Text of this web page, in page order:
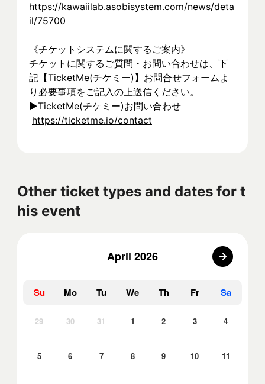
https://kawaiilab.asobisystem.com/news/deta
il/75700
《チケットシステムに関するご案内》
チケットに関するご質問・お問い合わせは、下
記【TicketMe(チケミー)】お問合せフォームよ
り必要事項をご記入の上送信ください。
▶︎TicketMe(チケミー)お問い合わせ
https://ticketme.io/contact
Other ticket types and dates for t
his event
April 2026
Su Mo Tu We Th Fr Sa
29 30 31 1 2 3 4
5 6 7 8 9 10 11